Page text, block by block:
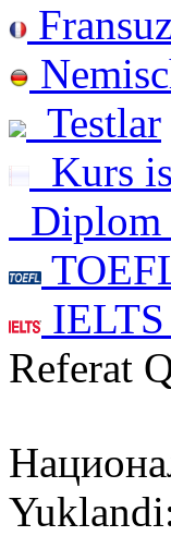
Testlar
Kurs
Diplom
Referat